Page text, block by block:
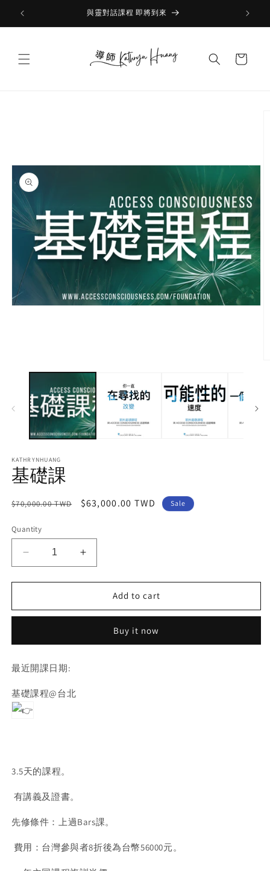
Skip to
content
與靈對話課程 即將到來
Cart
KATHRYNHUANG
基礎課
Regular
$70,000.00 TWD
Sale
$63,000.00 TWD Sale
Quantity
Decrease
quantity
for
礎
Increase
quantity
for
礎
Add to cart
Buy it now
最近開課日期:
基礎課程@台北
3.5天的課程。
有講義及證書。
先修條件：上過Bars課。
費用：台灣參與者8折後為台幣56000元。